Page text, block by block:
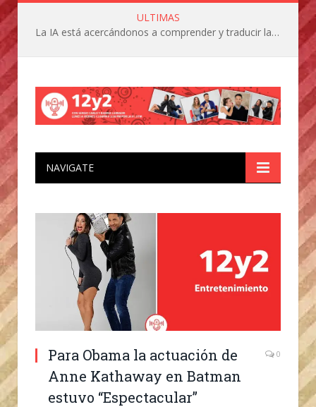
ULTIMAS
La IA está acercándonos a comprender y traducir las vocalizaciones y comportamientos de nuestras mascotas
NAVIGATE
Para Obama la actuación de
Anne Kathaway en Batman
estuvo “Espectacular”
0